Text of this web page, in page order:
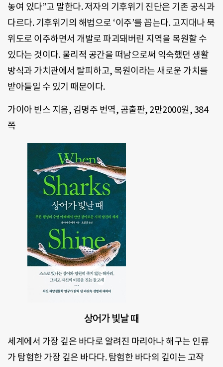
놓여 있다”고 말한다. 저자의 기후위기 진단은 기존 공식과
다르다. 기후위기의 해법으로 ‘이주’를 꼽는다. 고지대나 북
위도로 이주하면서 개발로 파괴돼버린 지역을 복원할 수
있다는 것이다. 물리적 공간을 떠남으로써 익숙했던 생활
방식과 가치관에서 탈피하고, 복원이라는 새로운 가치를
받아들일 수 있기 때문이다.
가이아 빈스 지음, 김명주 번역, 곰출판, 2만2000원, 384
쪽
상어가 빛날 때
세계에서 가장 깊은 바다로 알려진 마리아나 해구는 인류
가 탐험한 가장 깊은 바다다. 탐험한 바다의 깊이는 고작